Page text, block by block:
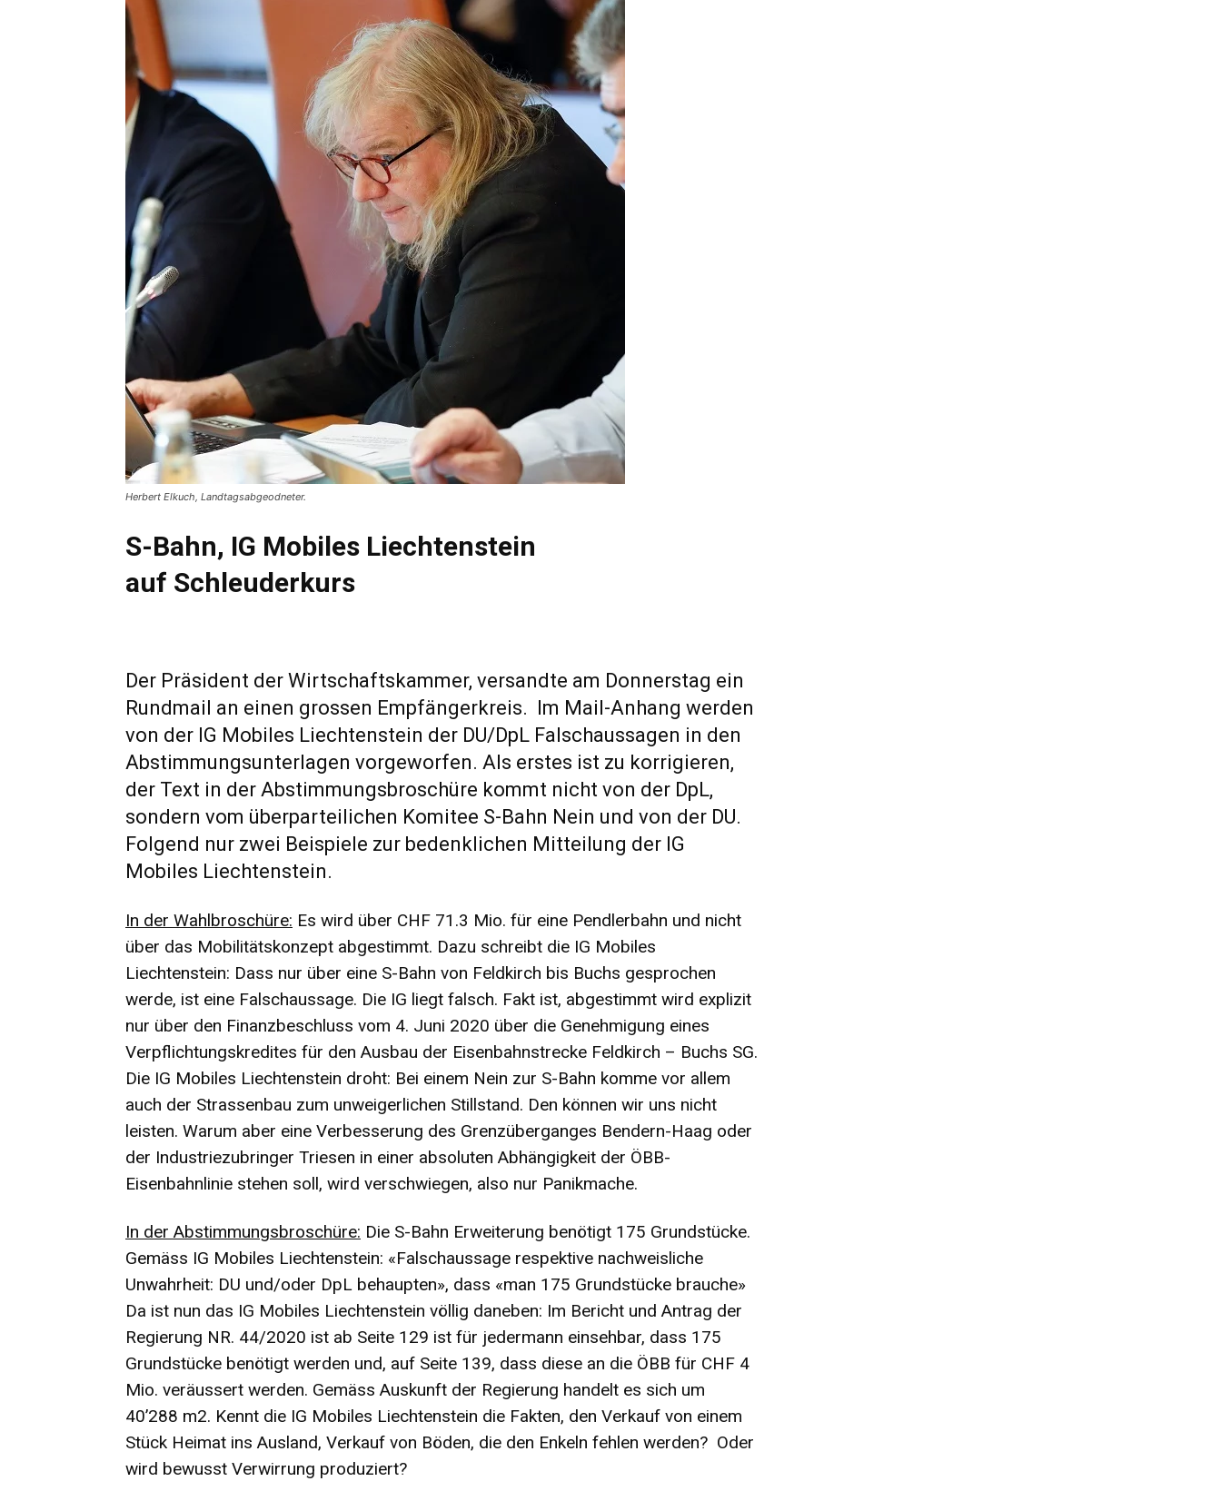
Herbert Elkuch, Landtagsabgeodneter.
S-Bahn, IG Mobiles Liechtenstein
auf Schleuderkurs
Der Präsident der Wirtschaftskammer, versandte am Donnerstag ein
Rundmail an einen grossen Empfängerkreis. Im Mail-Anhang werden
von der IG Mobiles Liechtenstein der DU/DpL Falschaussagen in den
Abstimmungsunterlagen vorgeworfen. Als erstes ist zu korrigieren,
der Text in der Abstimmungsbroschüre kommt nicht von der DpL,
sondern vom überparteilichen Komitee S-Bahn Nein und von der DU.
Folgend nur zwei Beispiele zur bedenklichen Mitteilung der IG
Mobiles Liechtenstein.
In der Wahlbroschüre: Es wird über CHF 71.3 Mio. für eine Pendlerbahn und nicht
über das Mobilitätskonzept abgestimmt. Dazu schreibt die IG Mobiles
Liechtenstein: Dass nur über eine S-Bahn von Feldkirch bis Buchs gesprochen
werde, ist eine Falschaussage. Die IG liegt falsch. Fakt ist, abgestimmt wird explizit
nur über den Finanzbeschluss vom 4. Juni 2020 über die Genehmigung eines
Verpflichtungskredites für den Ausbau der Eisenbahnstrecke Feldkirch – Buchs SG.
Die IG Mobiles Liechtenstein droht: Bei einem Nein zur S-Bahn komme vor allem
auch der Strassenbau zum unweigerlichen Stillstand. Den können wir uns nicht
leisten. Warum aber eine Verbesserung des Grenzüberganges Bendern-Haag oder
der Industriezubringer Triesen in einer absoluten Abhängigkeit der ÖBB-
Eisenbahnlinie stehen soll, wird verschwiegen, also nur Panikmache.
In der Abstimmungsbroschüre: Die S-Bahn Erweiterung benötigt 175 Grundstücke.
Gemäss IG Mobiles Liechtenstein: «Falschaussage respektive nachweisliche
Unwahrheit: DU und/oder DpL behaupten», dass «man 175 Grundstücke brauche»
Da ist nun das IG Mobiles Liechtenstein völlig daneben: Im Bericht und Antrag der
Regierung NR. 44/2020 ist ab Seite 129 ist für jedermann einsehbar, dass 175
Grundstücke benötigt werden und, auf Seite 139, dass diese an die ÖBB für CHF 4
Mio. veräussert werden. Gemäss Auskunft der Regierung handelt es sich um
40’288 m2. Kennt die IG Mobiles Liechtenstein die Fakten, den Verkauf von einem
Stück Heimat ins Ausland, Verkauf von Böden, die den Enkeln fehlen werden? Oder
wird bewusst Verwirrung produziert?